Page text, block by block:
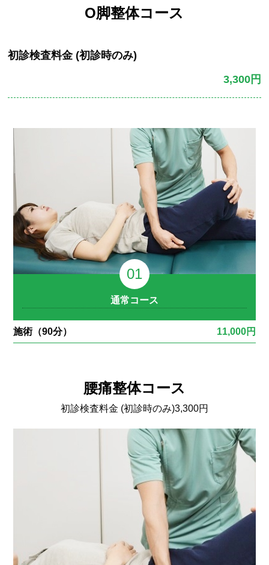
O脚整体コース
初診検査料金 (初診時のみ)
3,300円
通常コース
施術（90分） 11,000円
腰痛整体コース
初診検査料金 (初診時のみ)3,300円